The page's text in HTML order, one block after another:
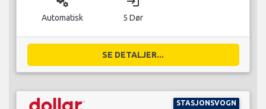
Automatisk 5 Dør
SE DETALJER...
STASJONSVOGN